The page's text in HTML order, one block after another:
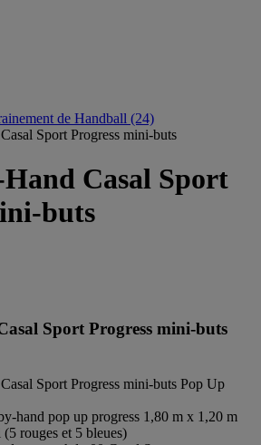
de Handball (24)
Sport Progress mini-buts
Casal Sport
buts
Sport Progress mini-buts
Sport Progress mini-buts Pop Up
hand pop up progress 1,80 m x 1,20 m
rouges et 5 bleues)